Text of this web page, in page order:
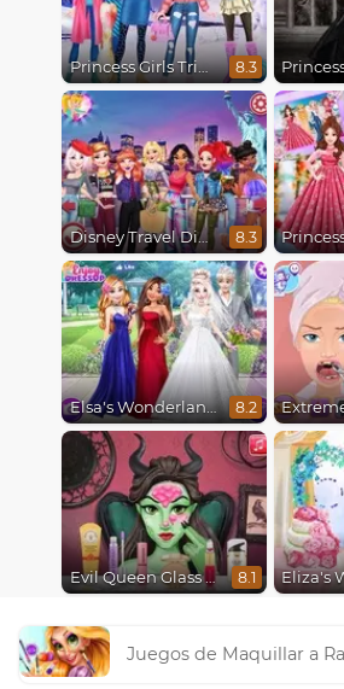
Princess Girls Trip To Aspen 8.3
Disney Travel Diaries: City Break 8.3
Elsa's Wonderland Wedding 8.2
Evil Queen Glass Skin Routine #Influencer 8.1
Juegos de Maquillar a